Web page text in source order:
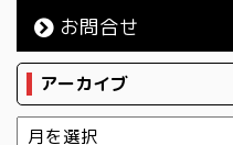
お問合せ
アーカイブ